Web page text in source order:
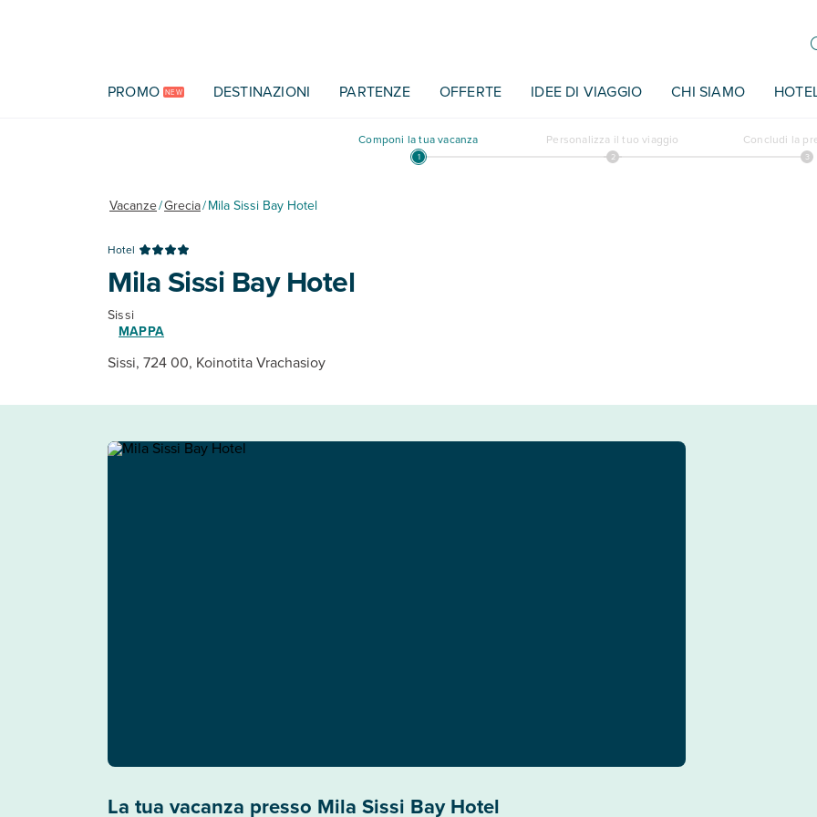
PROMO NEW DESTINAZIONI PARTENZE OFFERTE IDEE DI VIAGGIO CHI SIAMO
Componi la tua vacanza Personalizza il tuo viaggio Concludi la
Vacanze/Grecia/Mila Sissi Bay Hotel
Hotel
Mila Sissi Bay Hotel
Sissi
MAPPA
Sissi, 724 00, Koinotita Vrachasioy
La tua vacanza presso Mila Sissi Bay Hotel